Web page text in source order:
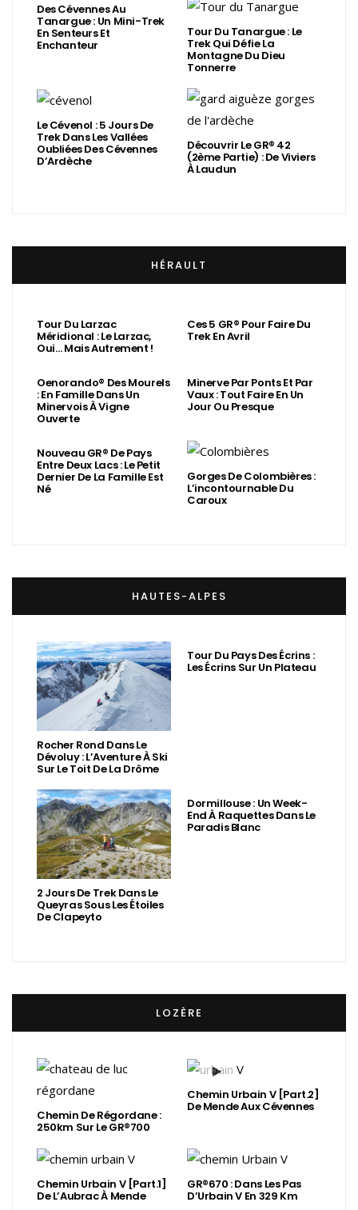
Des Cévennes Au
Tanargue : Un Mini-Trek
En Senteurs Et
Enchanteur
Tour Du Tanargue : Le
Trek Qui Défie La
Montagne Du Dieu
Tonnerre
Le Cévenol : 5 Jours De
Trek Dans Les Vallées
Oubliées Des Cévennes
D’Ardèche
Découvrir Le GR® 42
(2ème Partie) : De Viviers
À Laudun
HÉRAULT
Tour Du Larzac
Méridional : Le Larzac,
Oui… Mais Autrement !
Ces 5 GR® Pour Faire Du
Trek En Avril
Oenorando® Des Mourels
: En Famille Dans Un
Minervois À Vigne
Ouverte
Minerve Par Ponts Et Par
Vaux : Tout Faire En Un
Jour Ou Presque
Nouveau GR® De Pays
Entre Deux Lacs : Le Petit
Dernier De La Famille Est
Né
Gorges De Colombières :
L’incontournable Du
Caroux
HAUTES-ALPES
Rocher Rond Dans Le
Dévoluy : L’Aventure À Ski
Sur Le Toit De La Drôme
Tour Du Pays Des Écrins :
Les Écrins Sur Un Plateau
2 Jours De Trek Dans Le
Queyras Sous Les Étoiles
De Clapeyto
Dormillouse : Un Week-
End À Raquettes Dans Le
Paradis Blanc
LOZÈRE
Chemin De Régordane :
250km Sur Le GR®700
Chemin Urbain V [Part.2]
De Mende Aux Cévennes
Chemin Urbain V [Part.1]
De L’Aubrac À Mende
GR®670 : Dans Les Pas
D’Urbain V En 329 Km